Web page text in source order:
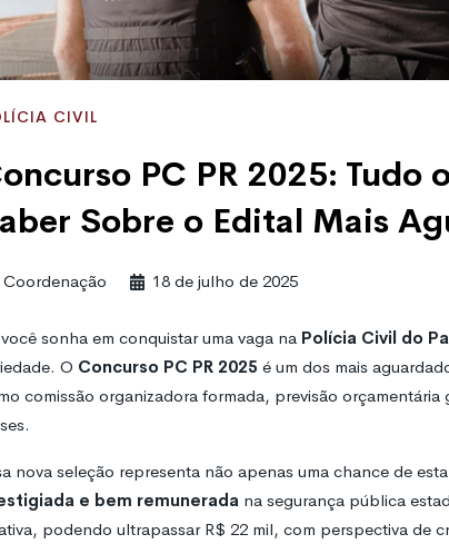
CIVIL
PC PR 2025: Tudo
Sobre o Edital Mais
Coordenação 18 de julho de 2025
sonha em conquistar uma vaga na Polícia Civil do
O Concurso PC PR 2025 é um dos mais
comissão organizadora formada, previsão
nova seleção representa não apenas uma chance de
e bem remunerada na segurança pública
podendo ultrapassar R$ 22 mil, com perspectiva de